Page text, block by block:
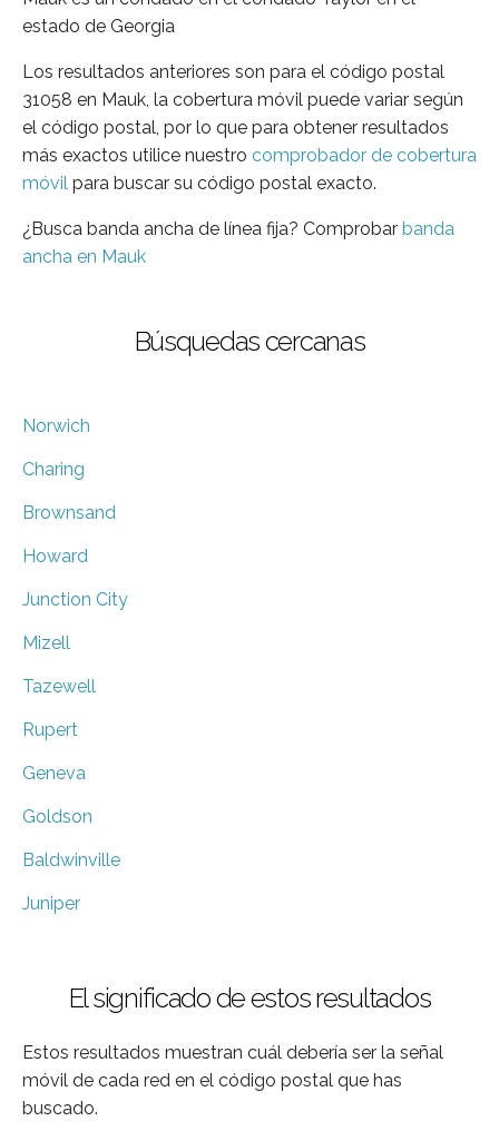
estado de Georgia
Los resultados anteriores son para el código postal
31058 en Mauk, la cobertura móvil puede variar según
el código postal, por lo que para obtener resultados
más exactos utilice nuestro comprobador de cobertura
móvil para buscar su código postal exacto.
¿Busca banda ancha de línea fija? Comprobar banda
ancha en Mauk
Búsquedas cercanas
Norwich
Charing
Brownsand
Howard
Junction City
Mizell
Tazewell
Rupert
Geneva
Goldson
Baldwinville
Juniper
El significado de estos resultados
Estos resultados muestran cuál debería ser la señal
móvil de cada red en el código postal que has
buscado.